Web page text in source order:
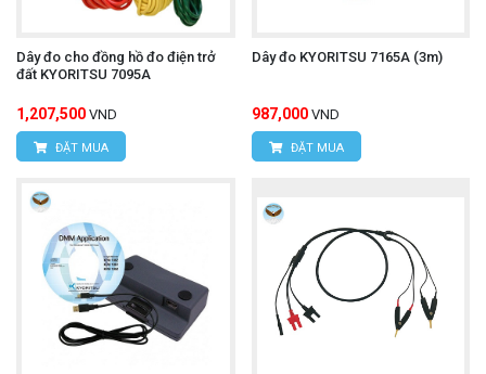
Dây đo cho đồng hồ đo điện trở
đất KYORITSU 7095A
1,207,500 VND
ĐẶT MUA
Dây đo KYORITSU 7165A (3m)
987,000 VND
ĐẶT MUA